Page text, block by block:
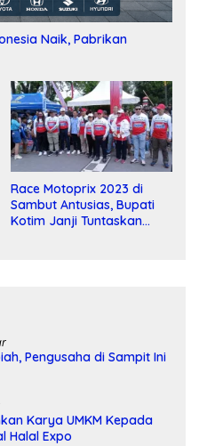
Naik, Pabrikan
Race Motoprix 2023 di
Sambut Antusias, Bupati
Kotim Janji Tuntaskan
Pengusaha di Sampit Ini
Karya UMKM Kepada
Halal Expo